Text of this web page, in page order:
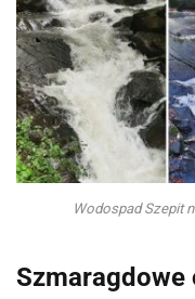
Wodospad Szepit
Szmaragdowe